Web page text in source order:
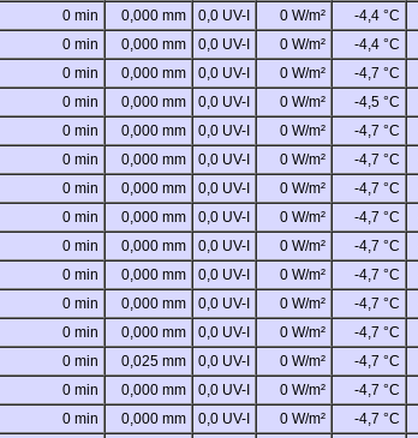
0 min 0,000 mm 0,0 UV-I 0 W/m² -4,4 °C
0 min 0,000 mm 0,0 UV-I 0 W/m² -4,4 °C
0 min 0,000 mm 0,0 UV-I 0 W/m² -4,7 °C
0 min 0,000 mm 0,0 UV-I 0 W/m² -4,5 °C
0 min 0,000 mm 0,0 UV-I 0 W/m² -4,7 °C
0 min 0,000 mm 0,0 UV-I 0 W/m² -4,7 °C
0 min 0,000 mm 0,0 UV-I 0 W/m² -4,7 °C
0 min 0,000 mm 0,0 UV-I 0 W/m² -4,7 °C
0 min 0,000 mm 0,0 UV-I 0 W/m² -4,7 °C
0 min 0,000 mm 0,0 UV-I 0 W/m² -4,7 °C
0 min 0,000 mm 0,0 UV-I 0 W/m² -4,7 °C
0 min 0,000 mm 0,0 UV-I 0 W/m² -4,7 °C
0 min 0,025 mm 0,0 UV-I 0 W/m² -4,7 °C
0 min 0,000 mm 0,0 UV-I 0 W/m² -4,7 °C
0 min 0,000 mm 0,0 UV-I 0 W/m² -4,7 °C